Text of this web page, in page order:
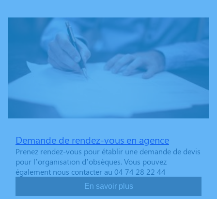
Demande de rendez-vous en agence
Prenez rendez-vous pour établir une demande de devis
pour l’organisation d’obsèques. Vous pouvez
également nous contacter au 04 74 28 22 44
En savoir plus